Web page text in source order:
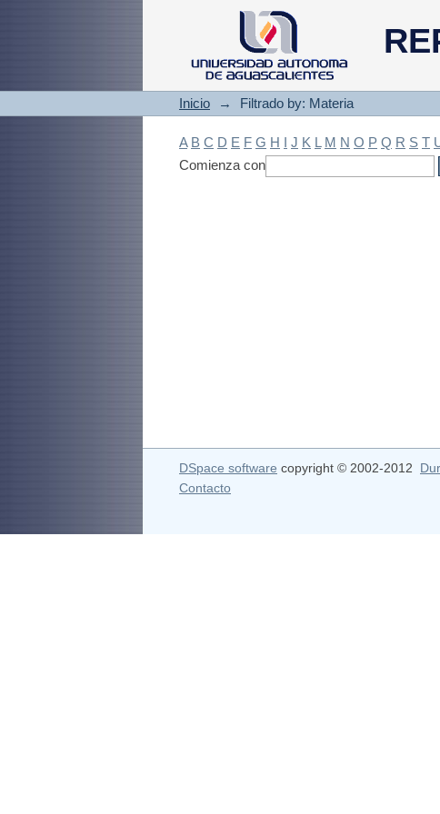
Filtrado by: Materia
Inicio → Filtrado by: Materia
A B C D E F G H I J K L M N O P Q R S T
Comienza con
DSpace software copyright © 2002-2012
Contacto